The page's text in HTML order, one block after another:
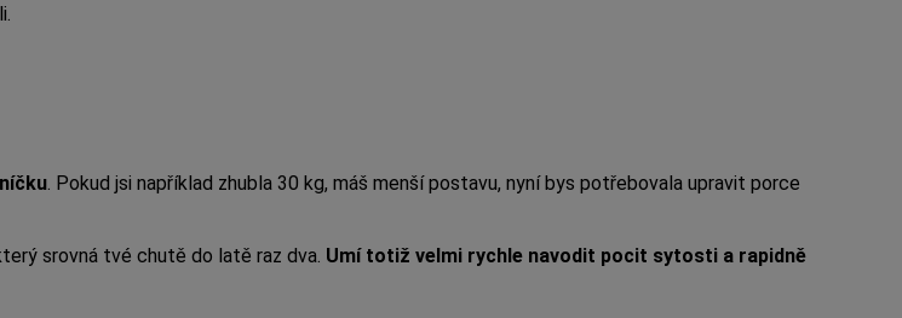
. Pokud jsi například zhubla 30 kg, máš menší postavu, nyní bys potřebovala upravit porce
srovná tvé chutě do latě raz dva. Umí totiž velmi rychle navodit pocit sytosti a rapidně